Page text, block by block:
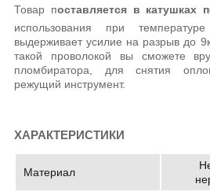
Товар поставляется в катушках
использования при
выдерживает усилие на разрыв до
такой проволокой вы сможете
пломбиратора, для снятия
режущий инструмент.
ХАРАКТЕРИСТИКИ
Материал